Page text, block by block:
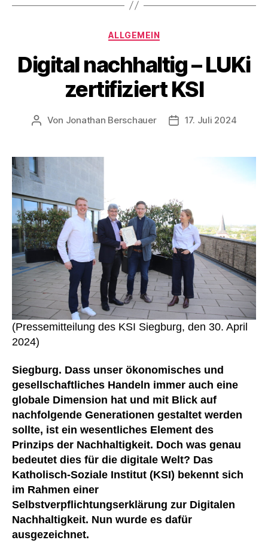
Kategorien
ALLGEMEIN
Digital nachhaltig – LUKi
zertifiziert KSI
Beitragsautor
Von Jonathan Berschauer 17. Juli 2024
(Pressemitteilung des KSI Siegburg, den 30. April
2024)
Siegburg. Dass unser ökonomisches und
gesellschaftliches Handeln immer auch eine
globale Dimension hat und mit Blick auf
nachfolgende Generationen gestaltet werden
sollte, ist ein wesentliches Element des
Prinzips der Nachhaltigkeit. Doch was genau
bedeutet dies für die digitale Welt? Das
Katholisch-Soziale Institut (KSI) bekennt sich
im Rahmen einer
Selbstverpflichtungserklärung zur Digitalen
Nachhaltigkeit. Nun wurde es dafür
ausgezeichnet.